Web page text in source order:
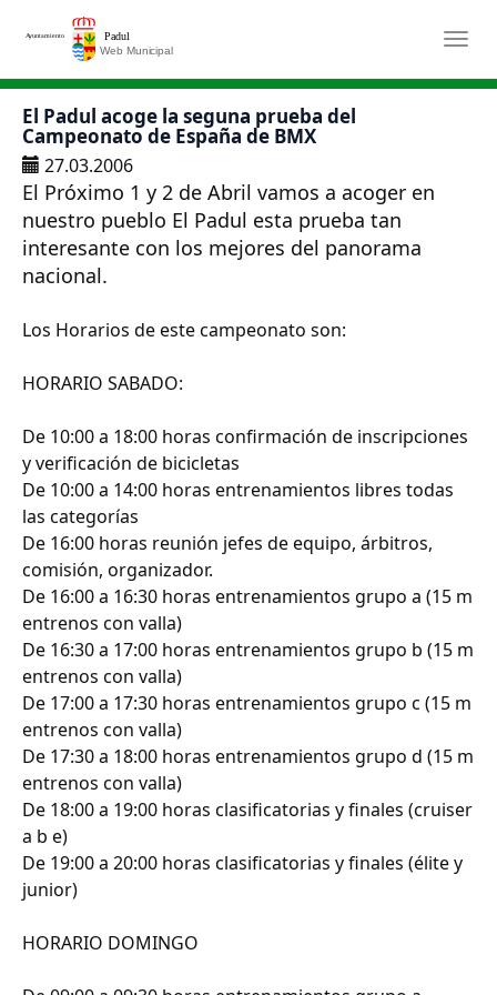
Saltar al contenido principal
El Padul acoge la seguna prueba del
Campeonato de España de BMX
27.03.2006
El Próximo 1 y 2 de Abril vamos a acoger en
nuestro pueblo El Padul esta prueba tan
interesante con los mejores del panorama
nacional.
Los Horarios de este campeonato son:
HORARIO SABADO:
De 10:00 a 18:00 horas confirmación de inscripciones
y verificación de bicicletas
De 10:00 a 14:00 horas entrenamientos libres todas
las categorías
De 16:00 horas reunión jefes de equipo, árbitros,
comisión, organizador.
De 16:00 a 16:30 horas entrenamientos grupo a (15 m
entrenos con valla)
De 16:30 a 17:00 horas entrenamientos grupo b (15 m
entrenos con valla)
De 17:00 a 17:30 horas entrenamientos grupo c (15 m
entrenos con valla)
De 17:30 a 18:00 horas entrenamientos grupo d (15 m
entrenos con valla)
De 18:00 a 19:00 horas clasificatorias y finales (cruiser
a b e)
De 19:00 a 20:00 horas clasificatorias y finales (élite y
junior)
HORARIO DOMINGO